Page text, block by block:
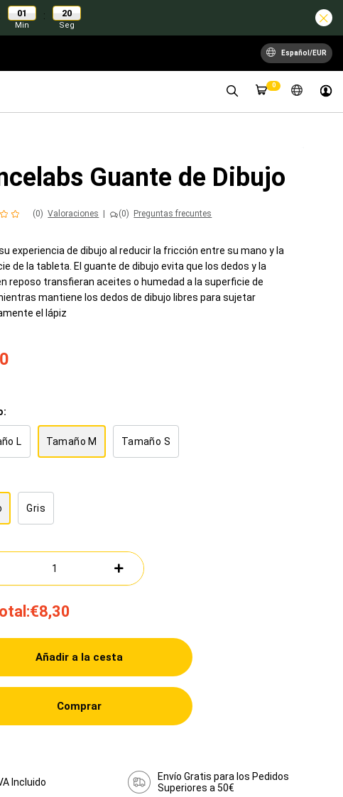
01
Min
: 19
Seg
Español/EUR
0
Guante de Dibujo
(0)Valoraciones (0) Preguntas frecuntes
experiencia de dibujo al reducir la fricción entre su mano y la
de la tableta. El guante de dibujo evita que los dedos y la
reposo transfieran aceites o humedad a la superficie de
mantiene los dedos de dibujo libres para sujetar
el lápiz
L Tamaño M Tamaño S
Gris
€8,30
Añadir a la cesta
Comprar
Incluido
Envío Gratis para los Pedidos
Superiores a 50€